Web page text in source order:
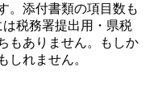
。添付書類の項目数も
税務署提出用・県税
もありません。もしか
しれません。